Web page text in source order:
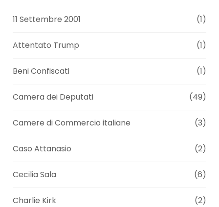
11 Settembre 2001 (1)
Attentato Trump (1)
Beni Confiscati (1)
Camera dei Deputati (49)
Camere di Commercio italiane (3)
Caso Attanasio (2)
Cecilia Sala (6)
Charlie Kirk (2)